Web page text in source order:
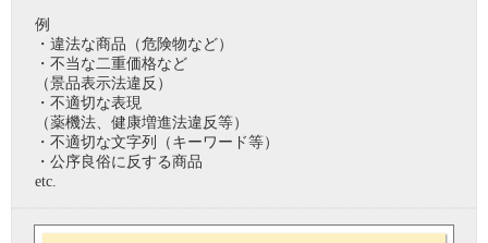
例
・違法な商品（危険物など）
・不当な二重価格など
（景品表示法違反）
・不適切な表現
（薬機法、健康増進法違反等）
・不適切な文字列（キーワード等）
・公序良俗に反する商品
etc.